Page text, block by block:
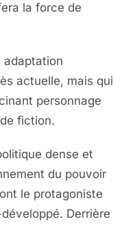
la force de
adaptation
actuelle, mais qui
personnage
fiction.
dense et
du pouvoir
le protagoniste
Derrière